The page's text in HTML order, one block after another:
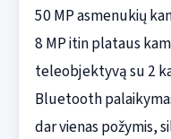
50 MP asmenukių
8 MP itin plataus
teleobjektyvą su 2
Bluetooth
dar vienas požymis,